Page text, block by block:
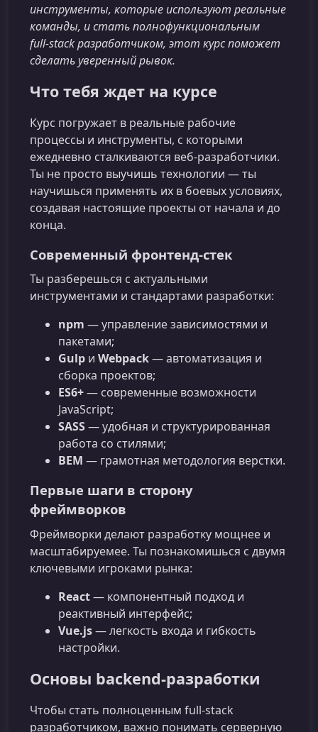
инструменты, которые используют реальные
команды, и стать полнофункциональным
full‑stack разработчиком, этот курс поможет
сделать уверенный рывок.
Что тебя ждет на курсе
Курс погружает в реальные рабочие
процессы и инструменты, с которыми
ежедневно сталкиваются веб‑разработчики.
Ты не просто выучишь технологии — ты
научишься применять их в боевых условиях,
создавая настоящие проекты от начала и до
конца.
Современный фронтенд‑стек
Ты разберешься с актуальными
инструментами и стандартами разработки:
npm — управление зависимостями и
пакетами;
Gulp и Webpack— автоматизация и
сборка проектов;
ES6+— современные возможности
JavaScript;
SASS— удобная и структурированная
работа со стилями;
BEM — грамотная методология верстки.
Первые шаги в сторону
фреймворков
Фреймворки делают разработку мощнее и
масштабируемее. Ты познакомишься с двумя
ключевыми игроками рынка:
React— компонентный подход и
реактивный интерфейс;
Vue.js— легкость входа и гибкость
настройки.
Основы backend‑разработки
Чтобы стать полноценным full‑stack
разработчиком, важно понимать серверную